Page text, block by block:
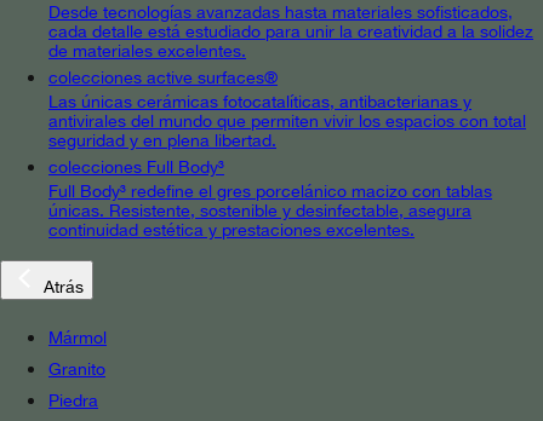
Desde tecnologías avanzadas hasta materiales sofisticados,
cada detalle está estudiado para unir la creatividad a la solidez
de materiales excelentes.
colecciones active surfaces®
Las únicas cerámicas fotocatalíticas, antibacterianas y
antivirales del mundo que permiten vivir los espacios con total
seguridad y en plena libertad.
colecciones Full Body³
Full Body³ redefine el gres porcelánico macizo con tablas
únicas. Resistente, sostenible y desinfectable, asegura
continuidad estética y prestaciones excelentes.
Atrás
Mármol
Granito
Piedra